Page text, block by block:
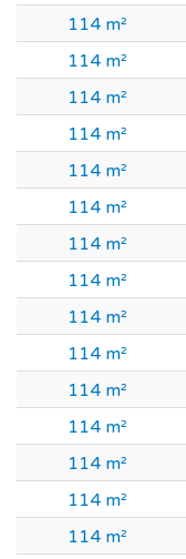
114 m²
114 m²
114 m²
114 m²
114 m²
114 m²
114 m²
114 m²
114 m²
114 m²
114 m²
114 m²
114 m²
114 m²
114 m²